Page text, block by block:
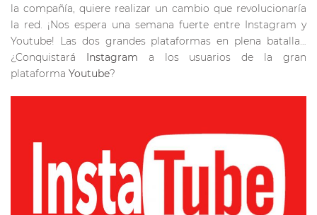
la compañía, quiere realizar un cambio que revolucionaría
la red. ¡Nos espera una semana fuerte entre Instagram y
Youtube! Las dos grandes plataformas en plena batalla…
¿Conquistará
Instagram a los usuarios de la gran
plataforma Youtube?